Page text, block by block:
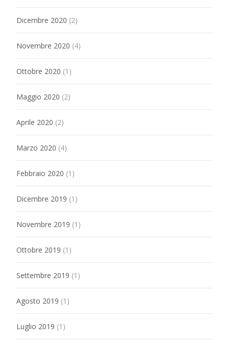
Dicembre 2020 (2)
Novembre 2020 (4)
Ottobre 2020 (1)
Maggio 2020 (2)
Aprile 2020 (2)
Marzo 2020 (4)
Febbraio 2020 (1)
Dicembre 2019 (1)
Novembre 2019 (1)
Ottobre 2019 (1)
Settembre 2019 (1)
Agosto 2019 (1)
Luglio 2019 (1)